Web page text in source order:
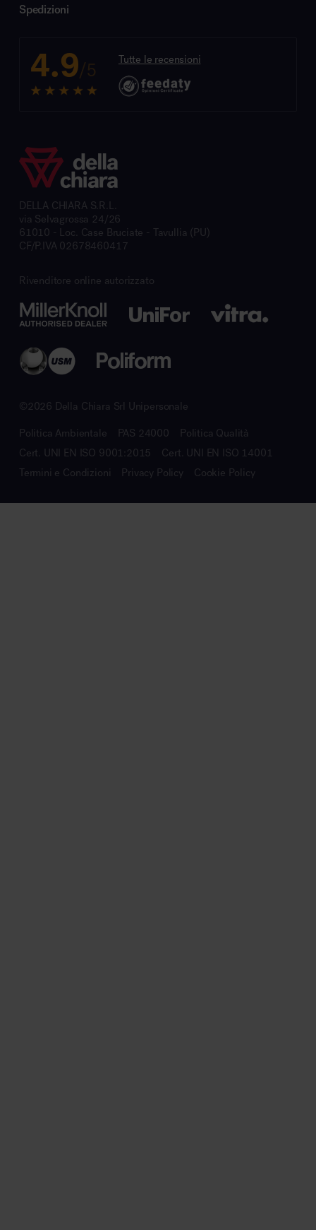
Spedizioni
4.9/5 Tutte le recensioni
DELLA CHIARA S.R.L.
via Selvagrossa 24/26
61010 - Loc. Case Bruciate - Tavullia (PU)
CF/P.IVA 02678460417
Rivenditore online autorizzato
©2026 Della Chiara Srl Unipersonale
Politica Ambientale PAS 24000
Politica Qualità
Cert. UNI EN ISO 9001:2015
Cert. UNI EN ISO 14001
Termini e Condizioni
Privacy Policy Cookie Policy